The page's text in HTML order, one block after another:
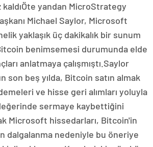
kaldıÖte yandan MicroStrategy
Michael Saylor, Microsoft
yaklaşık üç dakikalık bir sunum
benimsemesi durumunda elde
anlatmaya çalışmıştı.Saylor
son beş yılda, Bitcoin satın almak
ve hisse geri alımları yoluyla
sermaye kaybettiğini
Microsoft hissedarları, Bitcoin'in
dalgalanma nedeniyle bu öneriye